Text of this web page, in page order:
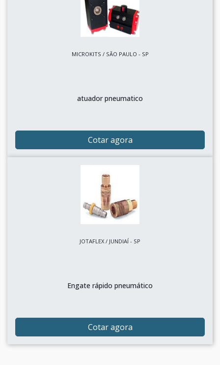
MICROKITS / SÃO PAULO - SP
atuador pneumatico
Cotar agora
JOTAFLEX / JUNDIAÍ - SP
Engate rápido pneumático
Cotar agora